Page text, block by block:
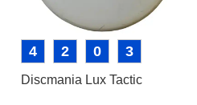
4 2 0 3
Discmania Lux Tactic